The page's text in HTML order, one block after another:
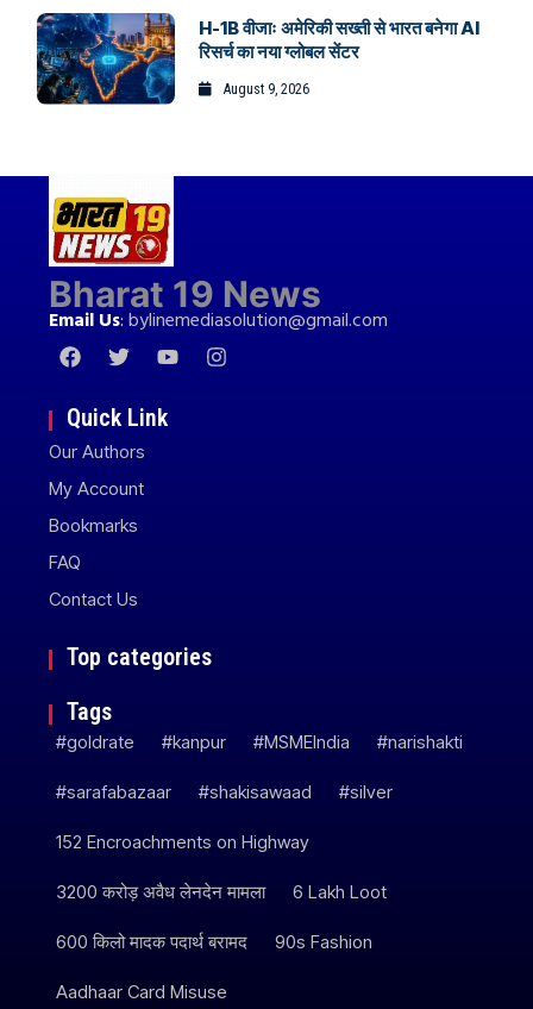
H-1B वीजाः अमेरिकी सख्ती से भारत बनेगा AI
रिसर्च का नया ग्लोबल सेंटर
August 9, 2026
Bharat 19 News
Email Us:bylinemediasolution@gmail.com
Quick Link
Our Authors
My Account
Bookmarks
FAQ
Contact Us
Top categories
Tags
#goldrate #kanpur #MSMEIndia #narishakti
#sarafabazaar #shakisawaad #silver
152 Encroachments on Highway
3200 करोड़ अवैध लेनदेन मामला 6 Lakh Loot
600 किलो मादक पदार्थ बरामद 90s Fashion
Aadhaar Card Misuse